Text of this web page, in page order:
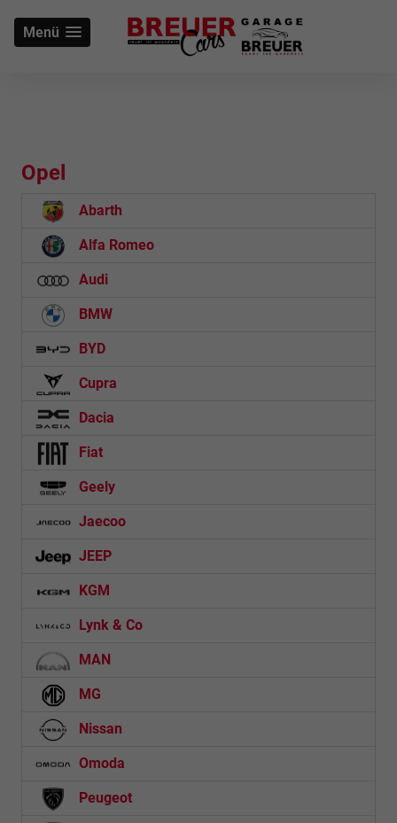
Menü
Opel
Abarth
Alfa Romeo
Audi
BMW
BYD
Cupra
Dacia
Fiat
Geely
Jaecoo
JEEP
KGM
Lynk & Co
MAN
MG
Nissan
Omoda
Peugeot